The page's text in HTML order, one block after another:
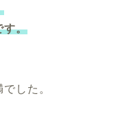
す。
した。